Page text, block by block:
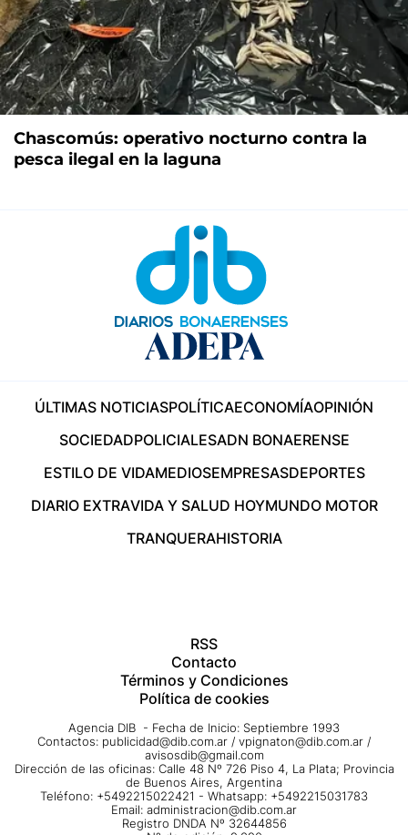
Chascomús: operativo nocturno contra la
pesca ilegal en la laguna
ÚLTIMAS NOTICIASPOLÍTICAECONOMÍAOPINIÓN
SOCIEDADPOLICIALESADN BONAERENSE
ESTILO DE VIDAMEDIOSEMPRESASDEPORTES
DIARIO EXTRAVIDA Y SALUD HOYMUNDO MOTOR
TRANQUERAHISTORIA
RSS
Contacto
Términos y Condiciones
Política de cookies
Agencia DIB - Fecha de Inicio: Septiembre 1993
Contactos: publicidad@dib.com.ar / vpignaton@dib.com.ar /
avisosdib@gmail.com
Dirección de las oficinas: Calle 48 Nº 726 Piso 4, La Plata; Provincia
de Buenos Aires, Argentina
Teléfono: +5492215022421 - Whatsapp: +5492215031783
Email: administracion@dib.com.ar
Registro DNDA Nº 32644856